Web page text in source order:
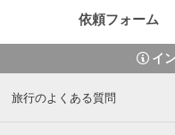
依頼フォーム
イ
旅行のよくある質問